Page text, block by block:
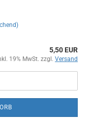
5,50 EUR
19% MwSt. zzgl. Versand